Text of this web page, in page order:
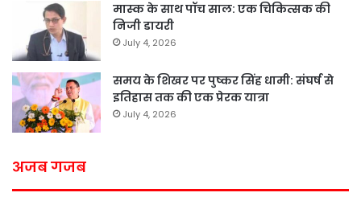
मास्क के साथ पॉच साल: एक चिकित्सक की
निजी डायरी
July 4, 2026
समय के शिखर पर पुष्कर सिंह धामी: संघर्ष से
इतिहास तक की एक प्रेरक यात्रा
July 4, 2026
अजब गजब